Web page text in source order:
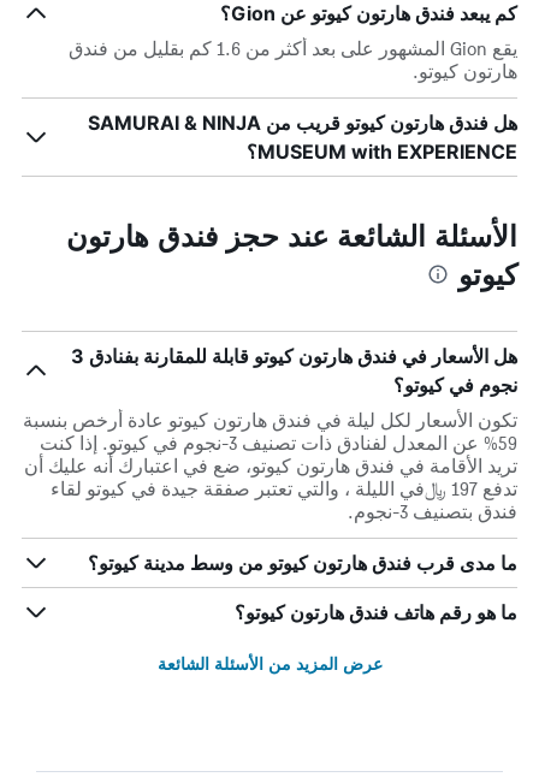
كم يبعد فندق هارتون كيوتو عن Gion؟
يقع Gion المشهور على بعد أكثر من 1.6 كم بقليل من فندق
هارتون كيوتو.
هل فندق هارتون كيوتو قريب من SAMURAI & NINJA
MUSEUM with EXPERIENCE؟
الأسئلة الشائعة عند حجز فندق هارتون
كيوتو
هل الأسعار في فندق هارتون كيوتو قابلة للمقارنة بفنادق 3
نجوم في كيوتو؟
تكون الأسعار لكل ليلة في فندق هارتون كيوتو عادة أرخص بنسبة
59% عن المعدل لفنادق ذات تصنيف 3-نجوم في كيوتو. إذا كنت
تريد الأقامة في فندق هارتون كيوتو، ضع في اعتبارك أنه عليك أن
تدفع 197 ﷼في الليلة ، والتي تعتبر صفقة جيدة في كيوتو لقاء
فندق بتصنيف 3-نجوم.
ما مدى قرب فندق هارتون كيوتو من وسط مدينة كيوتو؟
ما هو رقم هاتف فندق هارتون كيوتو؟
عرض المزيد من الأسئلة الشائعة